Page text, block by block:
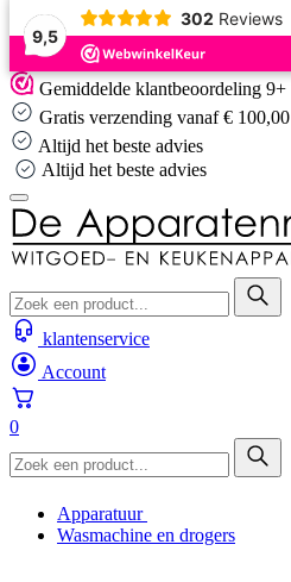
9,5
302 Reviews
Skip
to
content
Gemiddelde klantbeoordeling 9+
Gratis verzending vanaf € 100,00
Altijd het beste advies
Altijd het beste advies
klantenservice
Account
0
Apparatuur
Wasmachine en drogers